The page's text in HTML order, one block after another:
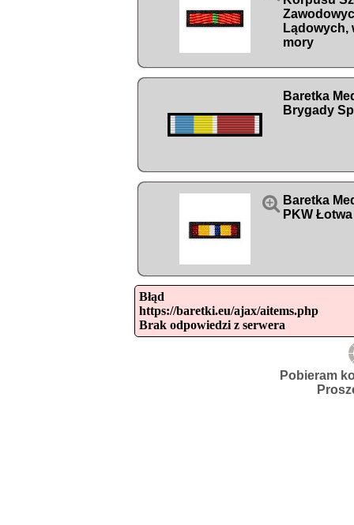
Lądowych,
mory
Baretka
Brygady
 Baretka
PKW
Błąd
https://baretki.eu/ajax/aitems.php
Brak odpowiedzi z serwera
Pobieram